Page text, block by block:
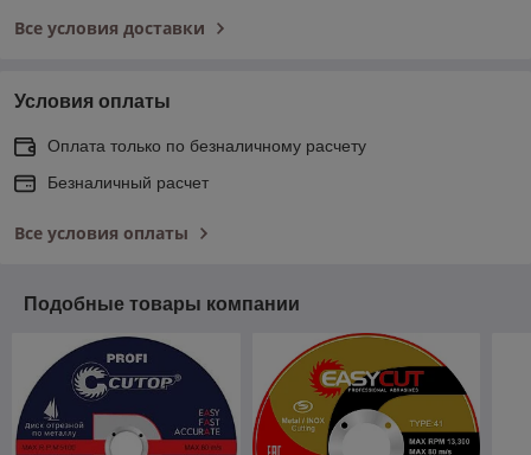
Все условия доставки
Условия оплаты
Оплата только по безналичному расчету
Безналичный расчет
Все условия оплаты
Подобные товары компании